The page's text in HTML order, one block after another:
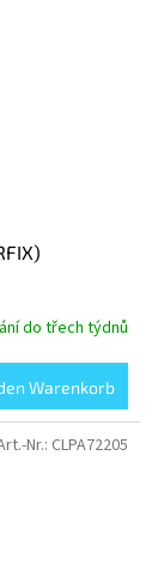
do třech týdnů
Warenkorb
Nr.: CLPA72205